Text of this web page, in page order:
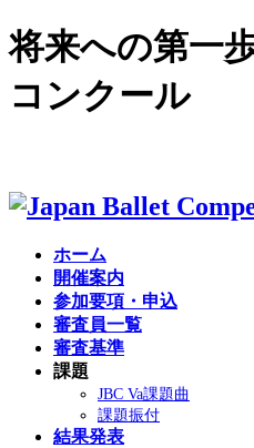
将来への第一
コンクール
ホーム
開催案内
参加要項・申込
審査員一覧
審査基準
課題
JBC Va課題曲
課題振付
結果発表